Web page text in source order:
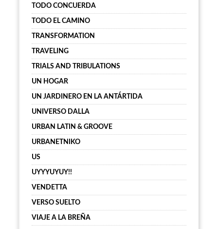
TODO CONCUERDA
TODO EL CAMINO
TRANSFORMATION
TRAVELING
TRIALS AND TRIBULATIONS
UN HOGAR
UN JARDINERO EN LA ANTÁRTIDA
UNIVERSO DALLA
URBAN LATIN & GROOVE
URBANETNIKO
US
UYYYUYUY!!
VENDETTA
VERSO SUELTO
VIAJE A LA BREÑA